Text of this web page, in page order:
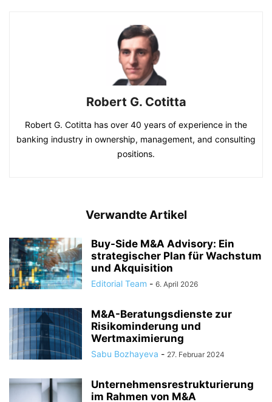
Robert G. Cotitta
Robert G. Cotitta has over 40 years of experience in the
banking industry in ownership, management, and consulting
positions.
Verwandte Artikel
Buy-Side M&A Advisory: Ein
strategischer Plan für Wachstum
und Akquisition
Editorial Team - 6. April 2026
M&A-Beratungsdienste zur
Risikominderung und
Wertmaximierung
Sabu Bozhayeva - 27. Februar 2024
Unternehmensrestrukturierung
im Rahmen von M&A